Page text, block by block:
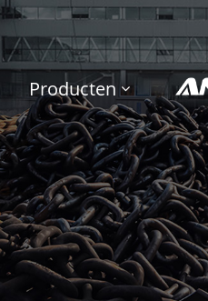
Producten